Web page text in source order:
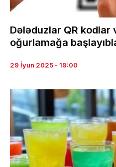
Dələduzlar QR kodlar
oğurlamağa
29 İyun 2025 - 19:00